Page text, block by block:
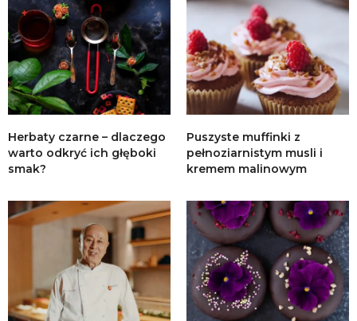
Herbaty czarne – dlaczego
warto odkryć ich głęboki
smak?
Puszyste muffinki z
pełnoziarnistym musli i
kremem malinowym